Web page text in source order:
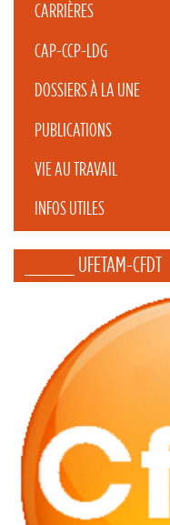
CARRIÈRES
CAP-CCP-LDG
DOSSIERS À LA UNE
PUBLICATIONS
VIE AU TRAVAIL
INFOS UTILES
_____ UFETAM-CFDT